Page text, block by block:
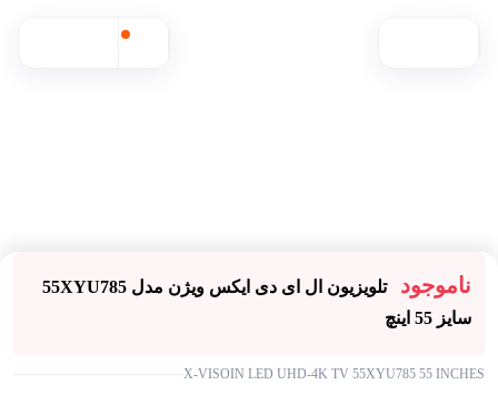
موجود شد خبرم بده ۰ خریدار در ۱ ماه اخیر
ناموجود
تلویزیون ال ای دی ایکس ویژن مدل 55XYU785
سایز 55 اینچ
X-VISOIN LED UHD-4K TV 55XYU785 55 INCHES